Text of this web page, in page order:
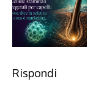
Rispondi